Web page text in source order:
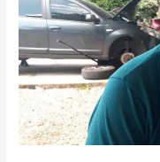
cobrando
por
un
servicio
que
nunca
pedí»